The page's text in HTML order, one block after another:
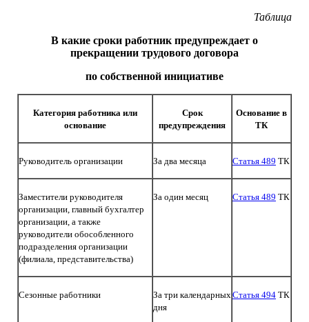
Таблица
В какие сроки работник предупреждает о
прекращении трудового договора
по собственной инициативе
Категория работника или
основание
Срок
предупреждения
Основание в
ТК
Руководитель организации За два месяца Статья 489 ТК
Заместители руководителя
организации, главный бухгалтер
организации, а также
руководители обособленного
подразделения организации
(филиала, представительства)
За один месяц Статья 489 ТК
Сезонные работники
За три календарных
дня
Статья 494 ТК